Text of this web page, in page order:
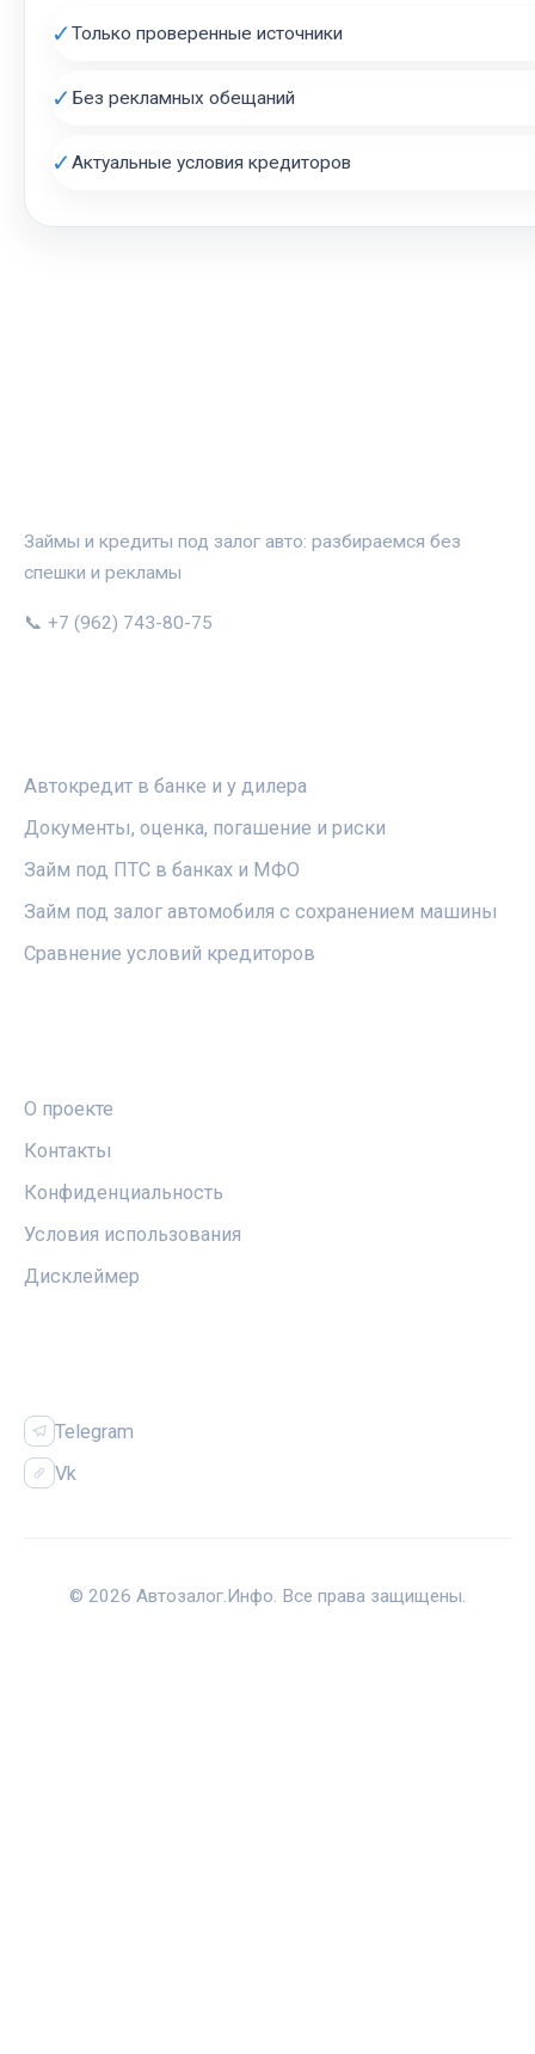
✓Только проверенные источники
✓ Без рекламных обещаний
✓Актуальные условия кредиторов
Займы и кредиты под залог авто: разбираемся без
спешки и рекламы
📞 +7 (962) 743-80-75
Автокредит в банке и у дилера
Документы, оценка, погашение и риски
Займ под ПТС в банках и МФО
Займ под залог автомобиля с сохранением машины
Сравнение условий кредиторов
О проекте
Контакты
Конфиденциальность
Условия использования
Дисклеймер
Telegram
Vk
© 2026 Автозалог.Инфо. Все права защищены.